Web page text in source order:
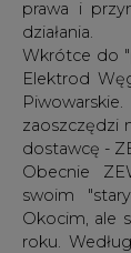
prawa i
działania.
Wkrótce do
Elektrod
zaoszczędzi
dostawcę -
Obecnie
swoim
Okocim, ale
roku.